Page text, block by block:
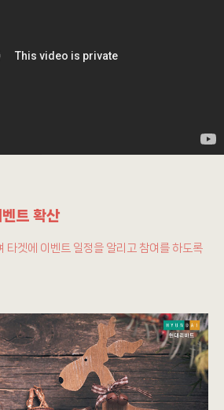
트 확산
타겟에 이벤트 일정을 알리고 참여를 하도록